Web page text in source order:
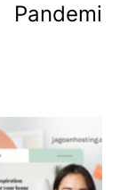
Pandemi